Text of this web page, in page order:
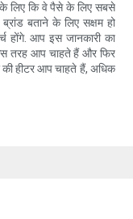
लिए कि वे पैसे के लिए सबसे
बताने के लिए सक्षम हो
होंगे. आप इस जानकारी का
तरह आप चाहते हैं और फिर
हीटर आप चाहते हैं, अधिक